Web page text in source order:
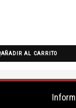
AÑADIR AL CARRITO